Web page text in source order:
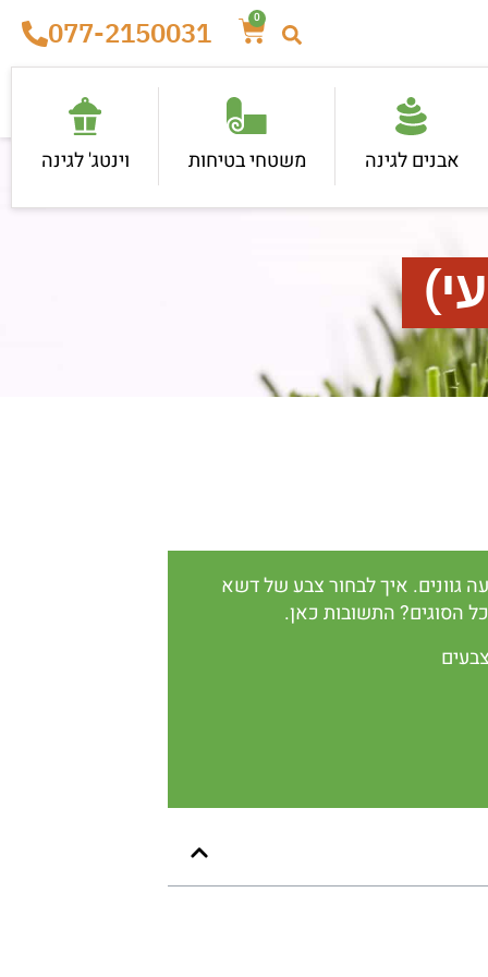
0
077-2150031
אבנים לגינה משטחי בטיחות וינטג' לגינה
גוונים. איך לבחור צבע של דשא
הסוגים? התשובות כאן.